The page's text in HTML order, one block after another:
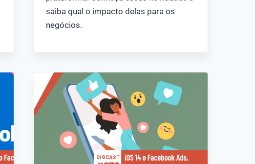
saiba qual o impacto delas para os
negócios.